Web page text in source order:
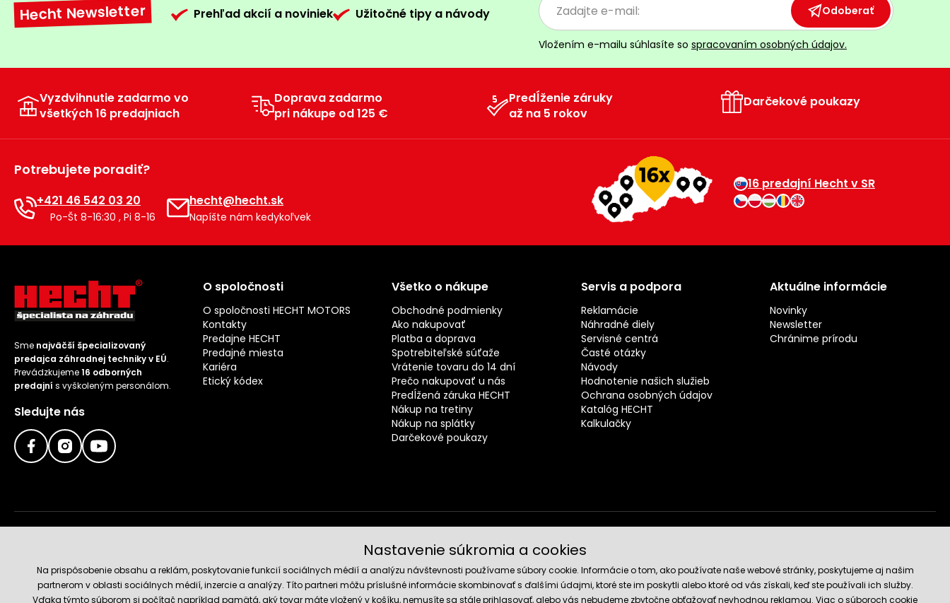
Hecht Newsletter Prehľad akcií a noviniek Užitočné tipy a návody Odoberať
Vložením e-mailu súhlasíte so spracovaním osobných údajov.
Vyzdvihnutie zadarmo vo
všetkých 16 predajniach
Doprava zadarmo
pri nákupe od 125 €
Predĺženie záruky
až na 5 rokov
Darčekové poukazy
Potrebujete poradiť?
+421 46 542 03 20
Po-Št 8-16:30 , Pi 8-16
hecht@hecht.sk
Napíšte nám kedykoľvek
16 predajní Hecht v SR
Sme najväčší špecializovaný
predajca záhradnej techniky v EÚ.
Prevádzkujeme16 odborných
predajní s vyškoleným personálom.
Sledujte nás
O spoločnosti
O spoločnosti HECHT MOTORS
Kontakty
Predajne HECHT
Predajné miesta
Kariéra
Etický kódex
Všetko o nákupe
Obchodné podmienky
Ako nakupovať
Platba a doprava
Spotrebiteľské súťaže
Vrátenie tovaru do 14 dní
Prečo nakupovať u nás
Predĺžená záruka HECHT
Nákup na tretiny
Nákup na splátky
Darčekové poukazy
Servis a podpora
Reklamácie
Náhradné diely
Servisné centrá
Časté otázky
Návody
Hodnotenie našich služieb
Ochrana osobných údajov
Katalóg HECHT
Kalkulačky
Aktuálne informácie
Novinky
Newsletter
Chránime prírodu
Spoľahlivý obchod
Nastavenie súkromia a cookies
Na prispôsobenie obsahu a reklám, poskytovanie funkcií sociálnych médií a analýzu návštevnosti používame súbory cookie. Informácie o tom, ako používate naše webové stránky, poskytujeme aj našim
partnerom v oblasti sociálnych médií, inzercie a analýzy. Títo partneri môžu príslušné informácie skombinovať s ďalšími údajmi, ktoré ste im poskytli alebo ktoré od vás získali, keď ste používali ich služby.
Vďaka týmto súborom si počítač napríklad pamätá, aký tovar máte vložený v košíku, nemusíte sa stále prihlasovať, alebo vás nebudeme zbytočne obťažovať nevhodnou reklamou. Viac o súboroch cookie